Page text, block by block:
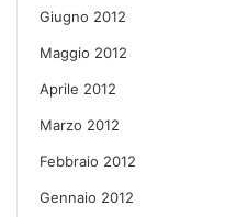
Giugno 2012
Maggio 2012
Aprile 2012
Marzo 2012
Febbraio 2012
Gennaio 2012